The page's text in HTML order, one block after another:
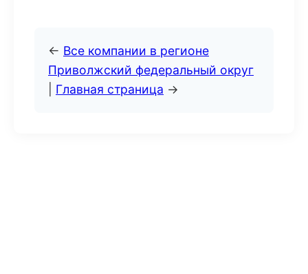
← Все компании в регионе
Приволжский федеральный округ
Главная страница →